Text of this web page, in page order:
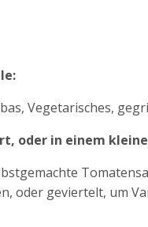
Vegetarisches,
oder in einem
oder geviertelt, um